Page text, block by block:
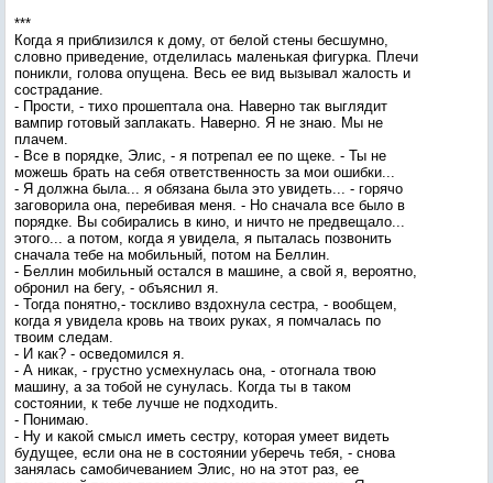
***
Когда я приблизился к дому, от белой стены бесшумно,
словно приведение, отделилась маленькая фигурка. Плечи
поникли, голова опущена. Весь ее вид вызывал жалость и
сострадание.
- Прости, - тихо прошептала она. Наверно так выглядит
вампир готовый заплакать. Наверно. Я не знаю. Мы не
плачем.
- Все в порядке, Элис, - я потрепал ее по щеке. - Ты не
можешь брать на себя ответственность за мои ошибки...
- Я должна была... я обязана была это увидеть... - горячо
заговорила она, перебивая меня. - Но сначала все было в
порядке. Вы собирались в кино, и ничто не предвещало...
этого... а потом, когда я увидела, я пыталась позвонить
сначала тебе на мобильный, потом на Беллин.
- Беллин мобильный остался в машине, а свой я, вероятно,
обронил на бегу, - объяснил я.
- Тогда понятно,- тоскливо вздохнула сестра, - вообщем,
когда я увидела кровь на твоих руках, я помчалась по
твоим следам.
- И как? - осведомился я.
- А никак, - грустно усмехнулась она, - отогнала твою
машину, а за тобой не сунулась. Когда ты в таком
состоянии, к тебе лучше не подходить.
- Понимаю.
- Ну и какой смысл иметь сестру, которая умеет видеть
будущее, если она не в состоянии уберечь тебя, - снова
занялась самобичеванием Элис, но на этот раз, ее